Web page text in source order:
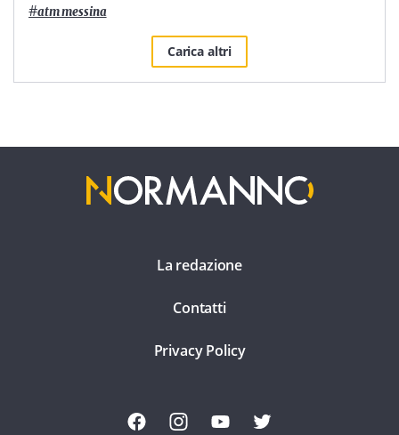
#atm messina
Carica altri
La redazione
Contatti
Privacy Policy